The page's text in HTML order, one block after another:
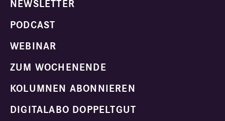
NEWSLETTER
PODCAST
WEBINAR
ZUM WOCHENENDE
KOLUMNEN ABONNIEREN
DIGITALABO DOPPELTGUT